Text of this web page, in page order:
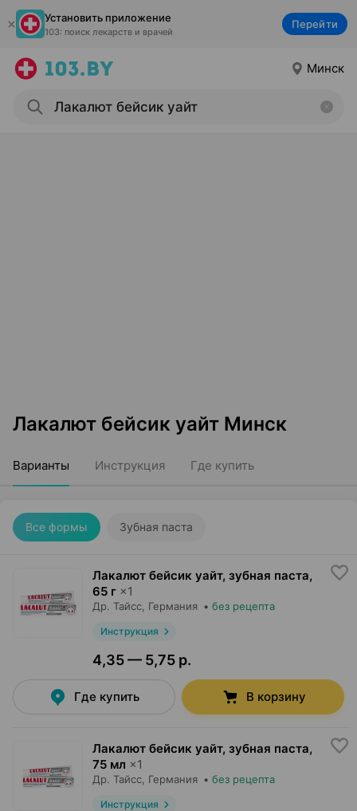
Установить приложение
103: поиск лекарств и врачей
Перейти
Минск
Лакалют бейсик уайт Минск
Варианты Инструкция Где купить
Все формы Зубная паста
Лакалют бейсик уайт, зубная паста,
65 г ×1
Др. Тайсс , Германия • без рецепта
Инструкция
4,35 — 5,75 р.
Где купить В корзину
Лакалют бейсик уайт, зубная паста,
75 мл ×1
Др. Тайсс , Германия • без рецепта
Инструкция